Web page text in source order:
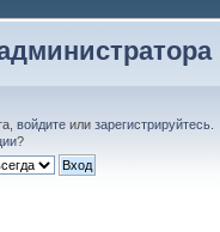
войдите или зарегистрируйтесь
?